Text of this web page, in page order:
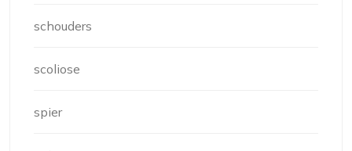
schouders
scoliose
spier